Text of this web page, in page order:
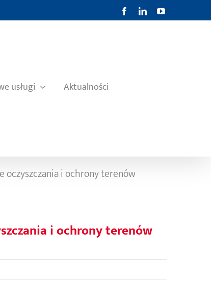
FacebookLinkedInYouTube
usługi Aktualności
oczyszczania i ochrony terenów
i ochrony terenów